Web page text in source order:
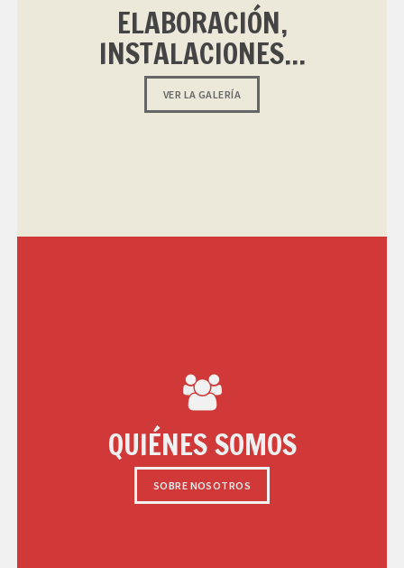
ELABORACIÓN,
INSTALACIONES...
VER LA GALERÍA
QUIÉNES SOMOS
SOBRE NOSOTROS